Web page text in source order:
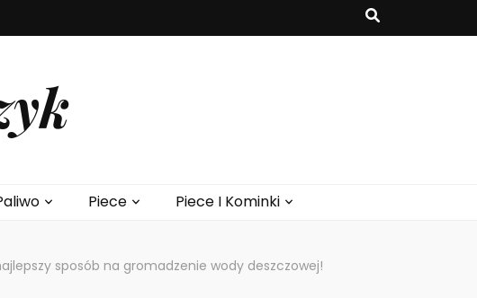
Piece Piece I Kominki
sposób na gromadzenie wody deszczowej!